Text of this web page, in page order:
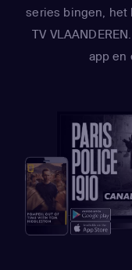
series bingen, het
TV
app en